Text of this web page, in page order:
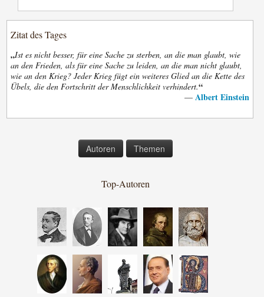
Zitat des Tages
„Ist es nicht besser, für eine Sache zu sterben, an die man glaubt, wie
an den Frieden, als für eine Sache zu leiden, an die man nicht glaubt,
wie an den Krieg? Jeder Krieg fügt ein weiteres Glied an die Kette des
Übels, die den Fortschritt der Menschlichkeit verhindert.“
— Albert Einstein
Autoren Themen
Top-Autoren